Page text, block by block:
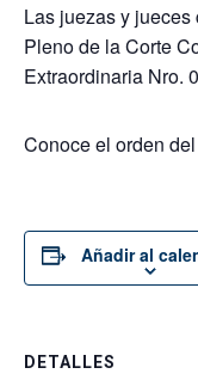
Las juezas y
Pleno de la Corte
Extraordinaria Nro.
Conoce el orden
Añadir al
DETALLES